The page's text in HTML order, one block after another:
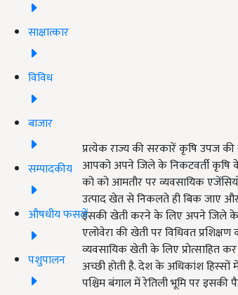
साक्षात्कार
विविध
बाजार
सम्पादकीय
औषधीय फसलें
पशुपालन
प्रत्येक राज्य की सरकारें कृषि उपज
आपको अपने जिले के निकटवर्ती कृषि
को को आमतौर पर व्यवसायिक
उत्पाद खेत से निकलते ही बिक जाए और
इसकी खेती करने के लिए अपने जिले के
एलोवेरा की खेती पर विधिवत
व्यवसायिक खेती के लिए प्रोत्साहित कर
अच्छी होती है. देश के अधिकांश हिस्सों
पश्चिम बंगाल में रेतिली भूमि पर इसकी